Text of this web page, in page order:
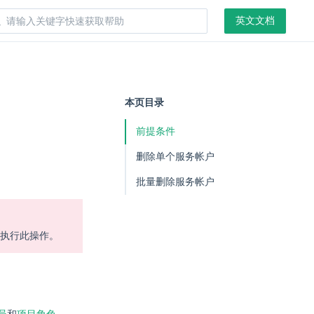
英文文档
行此操作。
本页目录
前提条件
删除单个服务帐户
批量删除服务帐户